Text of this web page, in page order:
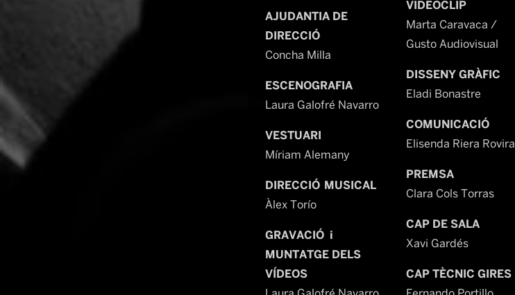
AJUDANTIA DE
DIRECCIÓ
Concha Milla
ESCENOGRAFIA
Laura Galofré Navarro
VESTUARI
Míriam Alemany
DIRECCIÓ MUSICAL
Àlex Torío
GRAVACIÓ i
MUNTATGE DELS
VÍDEOS
VIDEOCLIP
Marta Caravaca /
Gusto Audiovisual
DISSENY GRÀFIC
Eladi Bonastre
COMUNICACIÓ
Elisenda Riera Rovira
PREMSA
Clara Cols Torras
CAP DE SALA
Xavi Gardés
CAP TÈCNIC GIRES